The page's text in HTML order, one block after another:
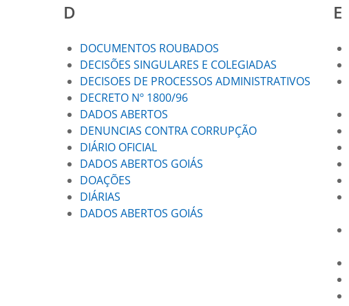
D
DOCUMENTOS ROUBADOS
DECISÕES SINGULARES E COLEGIADAS
DECISOES DE PROCESSOS ADMINISTRATIVOS
DECRETO Nº 1800/96
DADOS ABERTOS
DENUNCIAS CONTRA CORRUPÇÃO
DIÁRIO OFICIAL
DADOS ABERTOS GOIÁS
DOAÇÕES
DIÁRIAS
DADOS ABERTOS GOIÁS
E